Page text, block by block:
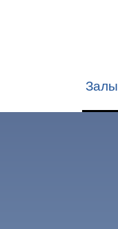
Залы